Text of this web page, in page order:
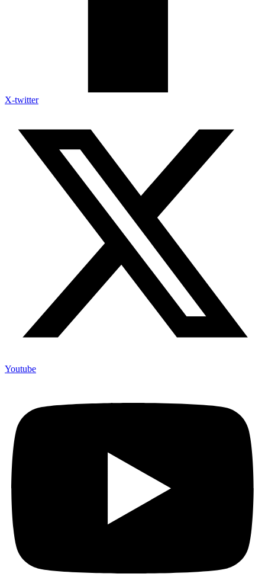
X-twitter
Youtube